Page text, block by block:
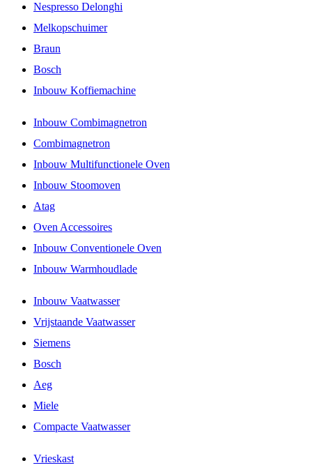
Nespresso Delonghi
Melkopschuimer
Braun
Bosch
Inbouw Koffiemachine
Inbouw Combimagnetron
Combimagnetron
Inbouw Multifunctionele Oven
Inbouw Stoomoven
Atag
Oven Accessoires
Inbouw Conventionele Oven
Inbouw Warmhoudlade
Inbouw Vaatwasser
Vrijstaande Vaatwasser
Siemens
Bosch
Aeg
Miele
Compacte Vaatwasser
Vrieskast